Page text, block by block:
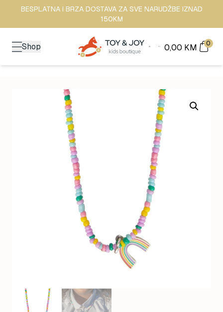
BESPLATNA I BRZA DOSTAVA ZA SVE NARUDŽBE IZNAD
150KM
Shop 0,00 KM 0